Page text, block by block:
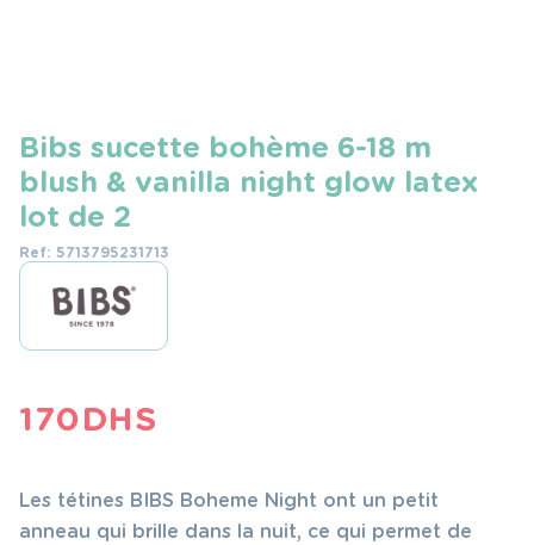
Bibs sucette bohème 6-18 m
blush & vanilla night glow latex
lot de 2
Ref: 5713795231713
170DHS
Les tétines BIBS Boheme Night ont un petit
anneau qui brille dans la nuit, ce qui permet de